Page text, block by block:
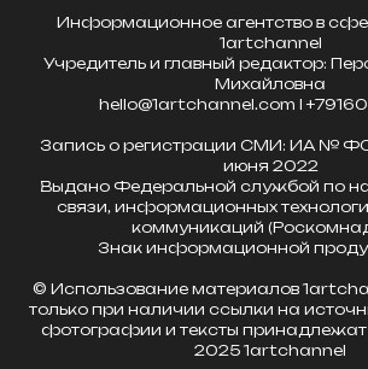
Информационное агентство в
1artchannel
Учредитель и главный редактор:
Михайловна
hello@1artchannel.com l
Запись о регистрации СМИ: ИА №
июня 2022
Выдано Федеральной службой по
связи, информационных
коммуникаций
Знак информационной
© Использование материалов
только при наличии ссылки на
фотографии и тексты принадлежат
2025 1artchannel